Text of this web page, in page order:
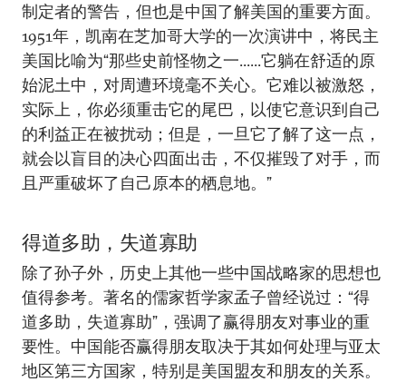
制定者的警告，但也是中国了解美国的重要方面。
1951年，凯南在芝加哥大学的一次演讲中，将民主
美国比喻为“那些史前怪物之一......它躺在舒适的原
始泥土中，对周遭环境毫不关心。它难以被激怒，
实际上，你必须重击它的尾巴，以使它意识到自己
的利益正在被扰动；但是，一旦它了解了这一点，
就会以盲目的决心四面出击，不仅摧毁了对手，而
且严重破坏了自己原本的栖息地。”
得道多助，失道寡助
除了孙子外，历史上其他一些中国战略家的思想也
值得参考。著名的儒家哲学家孟子曾经说过：“得
道多助，失道寡助”，强调了赢得朋友对事业的重
要性。中国能否赢得朋友取决于其如何处理与亚太
地区第三方国家，特别是美国盟友和朋友的关系。